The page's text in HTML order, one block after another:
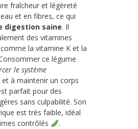
fraîcheur et légèreté
et en fibres, ce qui
digestion saine. Il
des vitamines
la vitamine K et la
ce légume
le système
et à maintenir un corps
parfait pour des
sans culpabilité. Son
est très faible, idéal
contrôlés
.